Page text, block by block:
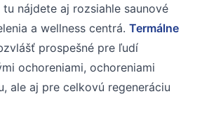
nájdete aj rozsiahle saunové
a wellness centrá. Termálne
prospešné pre ľudí
ochoreniami, ochoreniami
ale aj pre celkovú regeneráciu